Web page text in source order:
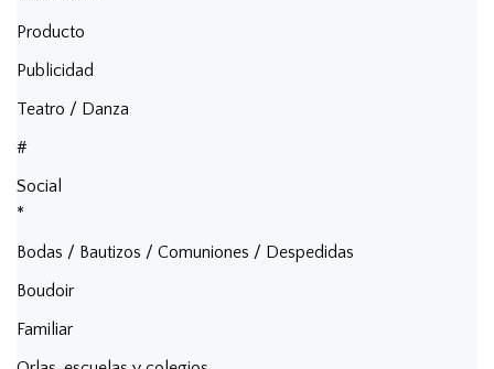
Producto
Publicidad
Teatro / Danza
#
Social
*
Bodas / Bautizos / Comuniones / Despedidas
Boudoir
Familiar